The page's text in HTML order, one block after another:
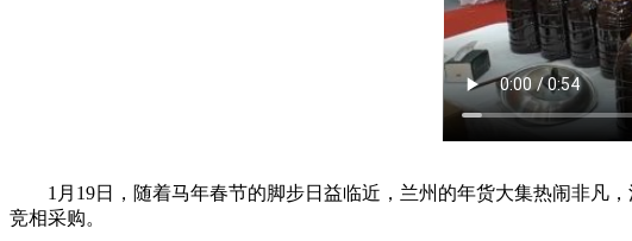
1月19日，随着马年春节的脚步日益临近，兰州的年货大集热闹非凡，
竞相采购。